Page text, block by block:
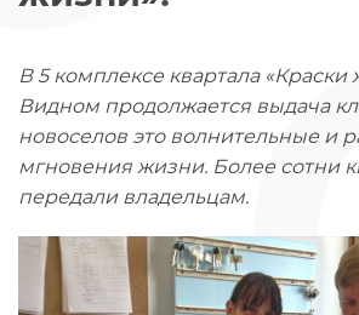
В 5 комплексе квартала «Краски
Видном продолжается выдача
новоселов это волнительные и
мгновения жизни. Более сотни
передали владельцам.